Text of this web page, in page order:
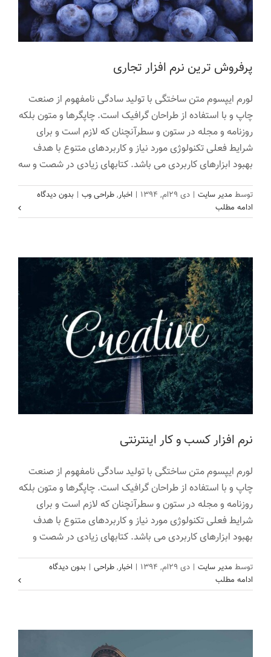
پرفروش ترین نرم افزار تجاری
لورم ایپسوم متن ساختگی با تولید سادگی نامفهوم از صنعت
چاپ و با استفاده از طراحان گرافیک است. چاپگرها و متون بلکه
روزنامه و مجله در ستون و سطرآنچنان که لازم است و برای
شرایط فعلی تکنولوژی مورد نیاز و کاربردهای متنوع با هدف
بهبود ابزارهای کاربردی می باشد. کتابهای زیادی در شصت و سه
توسط مدیر سایت | دی ۲۹ام, ۱۳۹۴ | اخبار, طراحی وب | بدون دیدگاه
ادامه مطلب
نرم افزار کسب و کار اینترنتی
نرم افزار کسب و کار اینترنتی
لورم ایپسوم متن ساختگی با تولید سادگی نامفهوم از صنعت
چاپ و با استفاده از طراحان گرافیک است. چاپگرها و متون بلکه
روزنامه و مجله در ستون و سطرآنچنان که لازم است و برای
شرایط فعلی تکنولوژی مورد نیاز و کاربردهای متنوع با هدف
بهبود ابزارهای کاربردی می باشد. کتابهای زیادی در شصت و
توسط مدیر سایت | دی ۲۹ام, ۱۳۹۴ | اخبار, طراحی | بدون دیدگاه
ادامه مطلب
بهتر دیده شدن در بازار تجاری با آوادا
خالق